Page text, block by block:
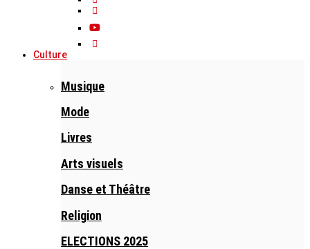
Culture
Musique
Mode
Livres
Arts visuels
Danse et Théâtre
Religion
ELECTIONS 2025